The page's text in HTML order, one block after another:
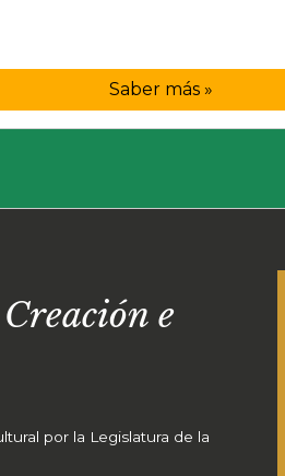
Saber más »
e
por la Legislatura de la